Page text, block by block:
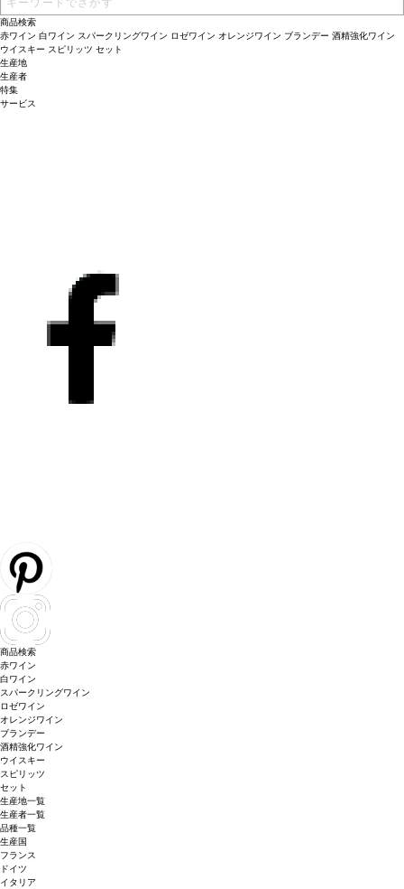
商品検索
赤ワイン 白ワイン スパークリングワイン ロゼワイン オレンジワイン ブランデー 酒精強化ワイン
ウイスキー スピリッツ セット
生産地
生産者
特集
サービス
商品検索
赤ワイン
白ワイン
スパークリングワイン
ロゼワイン
オレンジワイン
ブランデー
酒精強化ワイン
ウイスキー
スピリッツ
セット
生産地一覧
生産者一覧
品種一覧
生産国
フランス
ドイツ
イタリア